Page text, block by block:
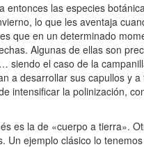
las especies
lo que les aventaja
que en un determinado
Algunas de ellas son
siendo el caso de la
a desarrollar sus capullos y
intensificar la polinización,
es la de «cuerpo a tierra».
Un ejemplo clásico lo